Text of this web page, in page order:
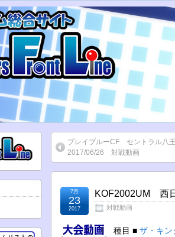
ブレイブルーCF セントラル
2017/06/26 対戦動画
KOF2002UM 西
対戦動画
7月
23
2017
種目 ■ ザ・キン